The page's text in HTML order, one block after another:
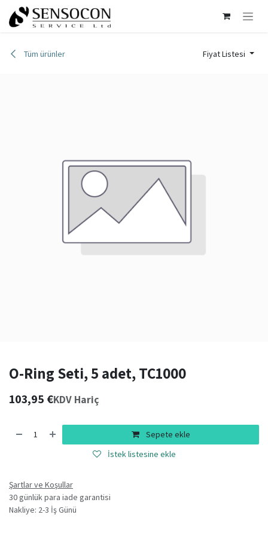
İçereği Atla
Tüm ürünler Fiyat Listesi
O-Ring Seti, 5 adet, TC1000
103,95 €KDV Hariç
Sepete ekle
İstek listesine ekle
Şartlar ve Koşullar
30 günlük para iade garantisi
Nakliye: 2-3 İş Günü